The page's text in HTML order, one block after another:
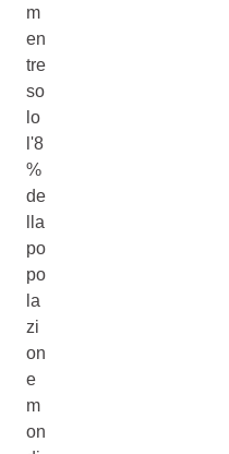
m
en
tre
so
lo
l'8
%
de
lla
po
po
la
zi
on
e
m
on